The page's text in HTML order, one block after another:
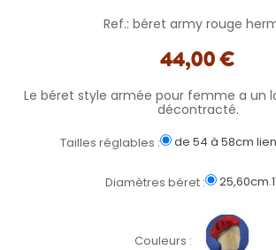
Ref.: béret army rouge
44,00 €
Le béret style armée pour femme a un
décontracté.
Tailles réglables : de 54 à 58cm
Diamètres béret :
Couleurs :